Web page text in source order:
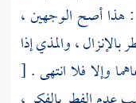
: هذا أصح الوجهين ،
بالإنزال ، والمذي إذا
وإلا فلا انتهى . [